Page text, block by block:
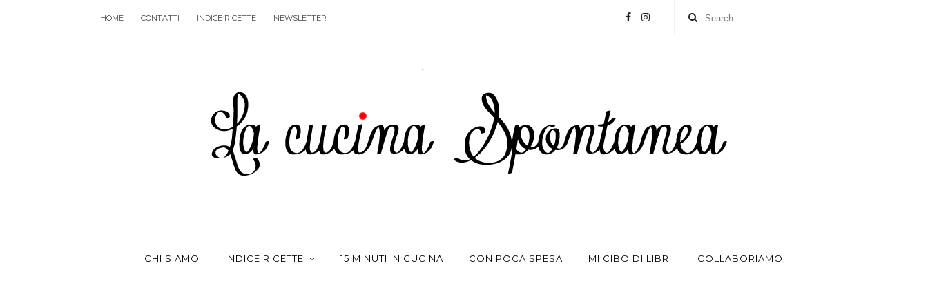
HOME CONTATTI INDICE RICETTE NEWSLETTER
CHI SIAMO INDICE RICETTE 15 MINUTI IN CUCINA CON POCA SPESA MI CIBO DI LIBRI COLLABORIAMO